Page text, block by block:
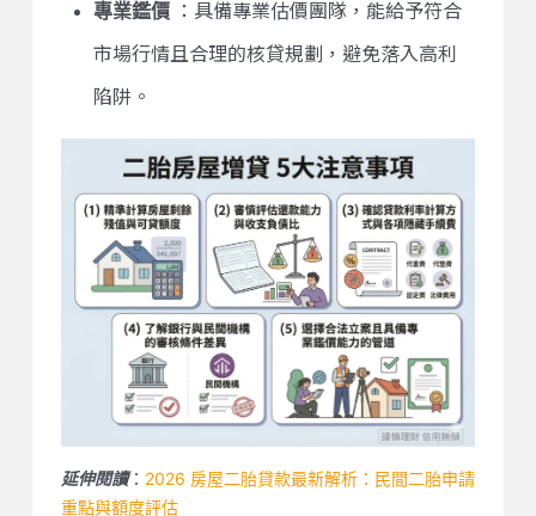
專業鑑價：具備專業估價團隊，能給予符合
市場行情且合理的核貸規劃，避免落入高利
陷阱。
延伸閱讀： 2026 房屋二胎貸款最新解析：民間二胎申請
重點與額度評估